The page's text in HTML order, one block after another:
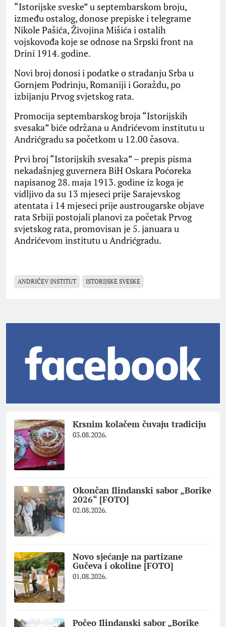
“Istorijske sveske” u septembarskom broju,
između ostalog, donose prepiske i telegrame
Nikole Pašića, Živojina Mišića i ostalih
vojskovođa koje se odnose na Srpski front na
Drini 1914. godine.
Novi broj donosi i podatke o stradanju Srba u
Gornjem Podrinju, Romaniji i Goraždu, po
izbijanju Prvog svjetskog rata.
Promocija septembarskog broja “Istorijskih
svesaka” biće održana u Andrićevom institutu u
Andrićgradu sa početkom u 12.00 časova.
Prvi broj “Istorijskih svesaka” – prepis pisma
nekadašnjeg guvernera BiH Oskara Poćoreka
napisanog 28. maja 1913. godine iz koga je
vidljivo da su 13 mjeseci prije Sarajevskog
atentata i 14 mjeseci prije austrougarske objave
rata Srbiji postojali planovi za početak Prvog
svjetskog rata, promovisan je 5. januara u
Andrićevom institutu u Andrićgradu.
ANDRIĆEV INSTITUT ISTORIJSKE SVESKE
Krsnim kolačem čuvaju tradiciju
03.08.2026.
Okončan Ilindanski sabor „Borike
2026“ [FOTO]
02.08.2026.
Novo sjećanje na partizane
Gučeva i okoline [FOTO]
01.08.2026.
Počeo Ilindanski sabor „Borike